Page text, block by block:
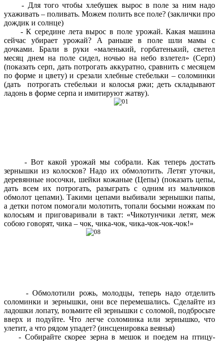
- Для того чтобы хлебушек вырос в поле за ним надо
ухаживать – поливать. Можем полить все поле? (заклички про
дождик и солнце)
- К середине лета вырос в поле урожай. Какая машина
сейчас убирает урожай? А раньше в поле шли мамы с
дочками. Брали в руки «маленький, горбатенький, светел
месяц днем на поле сидел, ночью на небо взлетел» (Серп)
(показать серп, дать потрогать аккуратно, сравнить с месяцем
по форме и цвету) и срезали хлебные стебельки – соломинки
(дать потрогать стебельки и колосья ржи; деть складывают
ладонь в форме серпа и имитируют жатву).
- Вот какой урожай мы собрали. Как теперь достать
зернышки из колосков? Надо их обмолотить. Летят уточки,
деревянные носочки, шейки кожаные (Цепы) (показать цепы,
дать всем их потрогать, разыграть с одним из мальчиков
обмолот цепами). Такими цепами выбивали зернышки папы,
а детки потом помогали молотить, топали босыми ножкам по
колосьям и приговаривали в такт: «Чикотунчики летят, меж
собою говорят, чика – чок, чика-чок, чика-чок-чок-чок!»
- Обмолотили рожь, молодцы, теперь надо отделить
соломинки и зернышки, они все перемешались. Сделайте из
ладошки лопату, возьмите ей зернышки с соломой, подбросьте
вверх и подуйте. Что легче соломинка или зернышко, что
улетит, а что рядом упадет? (инсценировка веянья)
- Собирайте скорее зерна в мешок и поедем на птицу-